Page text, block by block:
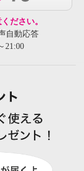
ださい。
自動応答
21:00